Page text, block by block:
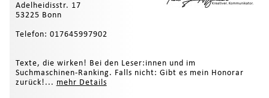
Adelheidisstr. 17
53225 Bonn
Telefon: 017645997902
Texte, die wirken! Bei den Leser:innen und im
Suchmaschinen-Ranking. Falls nicht: Gibt es mein Honorar
zurück!... mehr Details